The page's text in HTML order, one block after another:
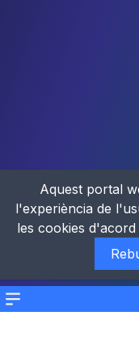
Menu
Aquest portal
l'experiència de
les cookies